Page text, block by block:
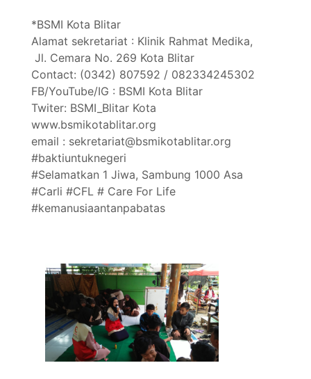
*BSMI Kota Blitar
Alamat sekretariat : Klinik Rahmat Medika,
Jl. Cemara No. 269 Kota Blitar
Contact: (0342) 807592 / 082334245302
FB/YouTube/IG : BSMI Kota Blitar
Twiter: BSMI_Blitar Kota
www.bsmikotablitar.org
email : sekretariat@bsmikotablitar.org
#baktiuntuknegeri
#Selamatkan 1 Jiwa, Sambung 1000 Asa
#Carli #CFL # Care For Life
#kemanusiaantanpabatas